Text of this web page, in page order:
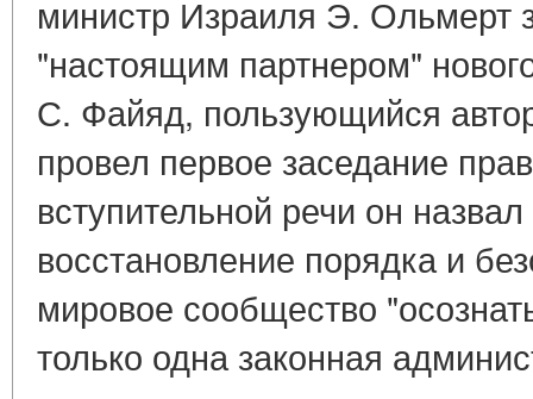
министр Израиля Э. Ольмерт
"настоящим партнером"
С. Файяд, пользующийся
провел первое заседание
вступительной речи он
восстановление порядка и
мировое сообщество
только одна законная